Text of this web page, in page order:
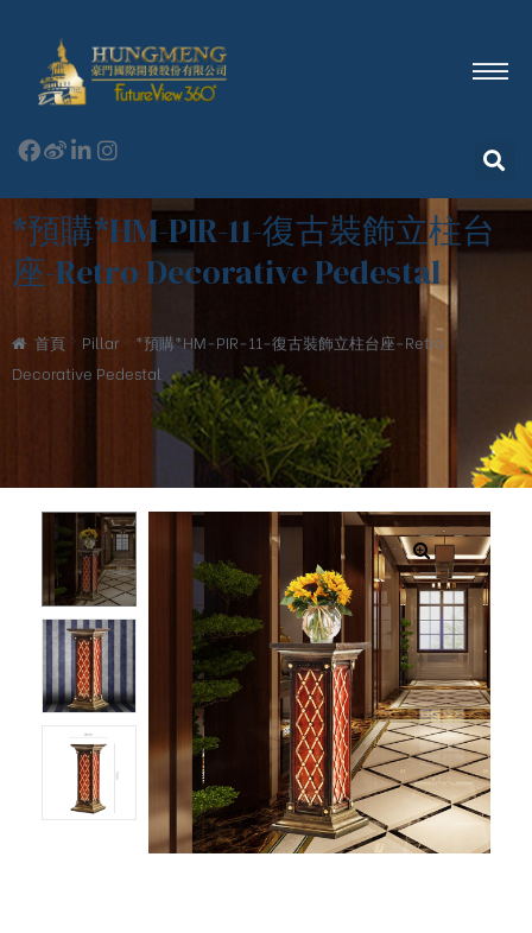
*預購*HM-PIR-11-復古裝飾立柱台
座-Retro Decorative Pedestal
首頁 Pillar
*預購*HM-PIR-11-復古裝飾立柱台座-Retro
Decorative Pedestal